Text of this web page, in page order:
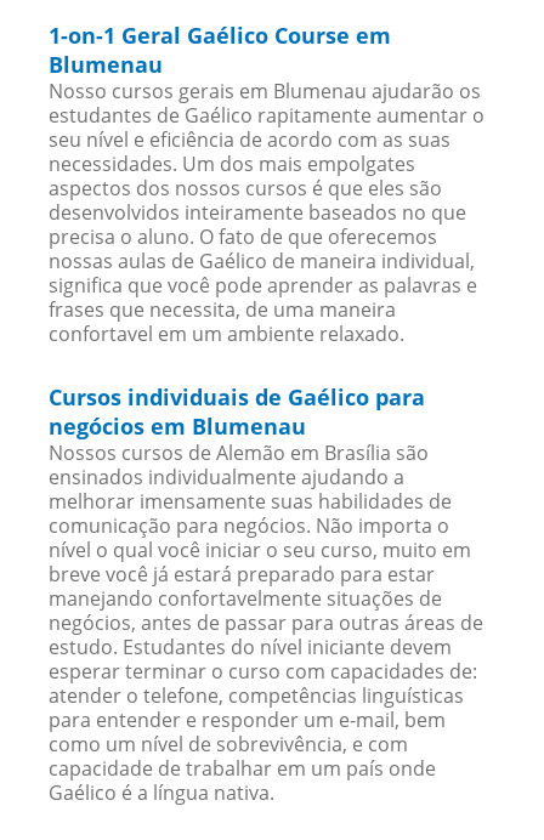
1-on-1 Geral Gaélico Course em
Blumenau
Nosso cursos gerais em Blumenau ajudarão os
estudantes de Gaélico rapitamente aumentar o
seu nível e eficiência de acordo com as suas
necessidades. Um dos mais empolgates
aspectos dos nossos cursos é que eles são
desenvolvidos inteiramente baseados no que
precisa o aluno. O fato de que oferecemos
nossas aulas de Gaélico de maneira individual,
significa que você pode aprender as palavras e
frases que necessita, de uma maneira
confortavel em um ambiente relaxado.
Cursos individuais de Gaélico para
negócios em Blumenau
Nossos cursos de Alemão em Brasília são
ensinados individualmente ajudando a
melhorar imensamente suas habilidades de
comunicação para negócios. Não importa o
nível o qual você iniciar o seu curso, muito em
breve você já estará preparado para estar
manejando confortavelmente situações de
negócios, antes de passar para outras áreas de
estudo. Estudantes do nível iniciante devem
esperar terminar o curso com capacidades de:
atender o telefone, competências linguísticas
para entender e responder um e-mail, bem
como um nível de sobrevivência, e com
capacidade de trabalhar em um país onde
Gaélico é a língua nativa.